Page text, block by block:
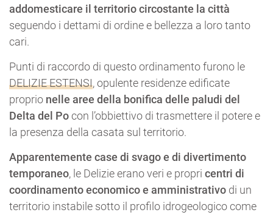
addomesticare il territorio circostante la città
seguendo i dettami di ordine e bellezza a loro tanto
cari.
Punti di raccordo di questo ordinamento furono le
DELIZIE ESTENSI, opulente residenze edificate
proprio nelle aree della bonifica delle paludi del
Delta del Pocon l’obbiettivo di trasmettere il potere e
la presenza della casata sul territorio.
Apparentemente case di svago e di divertimento
temporaneo, le Delizie erano veri e propri centri di
coordinamento economico e amministrativo di un
territorio instabile sotto il profilo idrogeologico come